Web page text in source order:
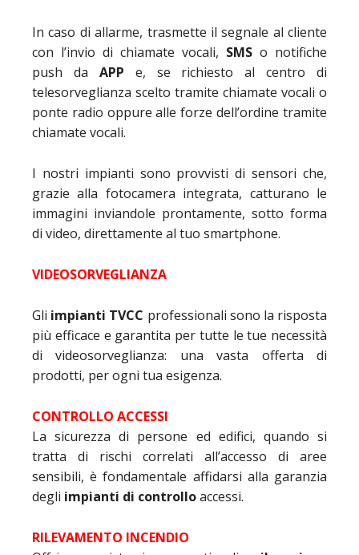
In caso di allarme, trasmette il segnale al cliente
con l’invio di chiamate vocali, SMS o notifiche
push da APP e, se richiesto al centro di
telesorveglianza scelto tramite chiamate vocali o
ponte radio oppure alle forze dell’ordine tramite
chiamate vocali.
I nostri impianti sono provvisti di sensori che,
grazie alla fotocamera integrata, catturano le
immagini inviandole prontamente, sotto forma
di video, direttamente al tuo smartphone.
VIDEOSORVEGLIANZA
Gli impianti TVCC professionali sono la risposta
più efficace e garantita per tutte le tue necessità
di videosorveglianza: una vasta offerta di
prodotti, per ogni tua esigenza.
CONTROLLO ACCESSI
La sicurezza di persone ed edifici, quando si
tratta di rischi correlati all’accesso di aree
sensibili, è fondamentale affidarsi alla garanzia
degli impianti di controlloaccessi.
RILEVAMENTO INCENDIO